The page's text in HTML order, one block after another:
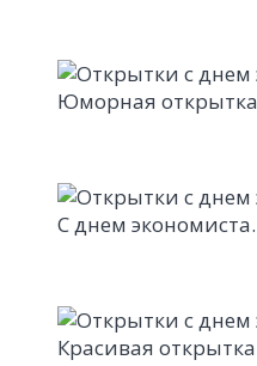
Юморная
С днем экономиста.
Красивая